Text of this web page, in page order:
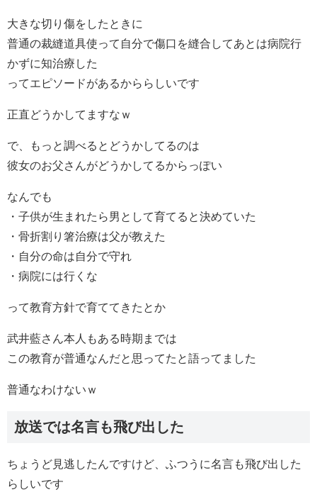
大きな切り傷をしたときに
普通の裁縫道具使って自分で傷口を縫合してあとは病院行
かずに知治療した
ってエピソードがあるかららしいです
正直どうかしてますなｗ
で、もっと調べるとどうかしてるのは
彼女のお父さんがどうかしてるからっぽい
なんでも
・子供が生まれたら男として育てると決めていた
・骨折割り箸治療は父が教えた
・自分の命は自分で守れ
・病院には行くな
って教育方針で育ててきたとか
武井藍さん本人もある時期までは
この教育が普通なんだと思ってたと語ってました
普通なわけないｗ
放送では名言も飛び出した
ちょうど見逃したんですけど、ふつうに名言も飛び出した
らしいです